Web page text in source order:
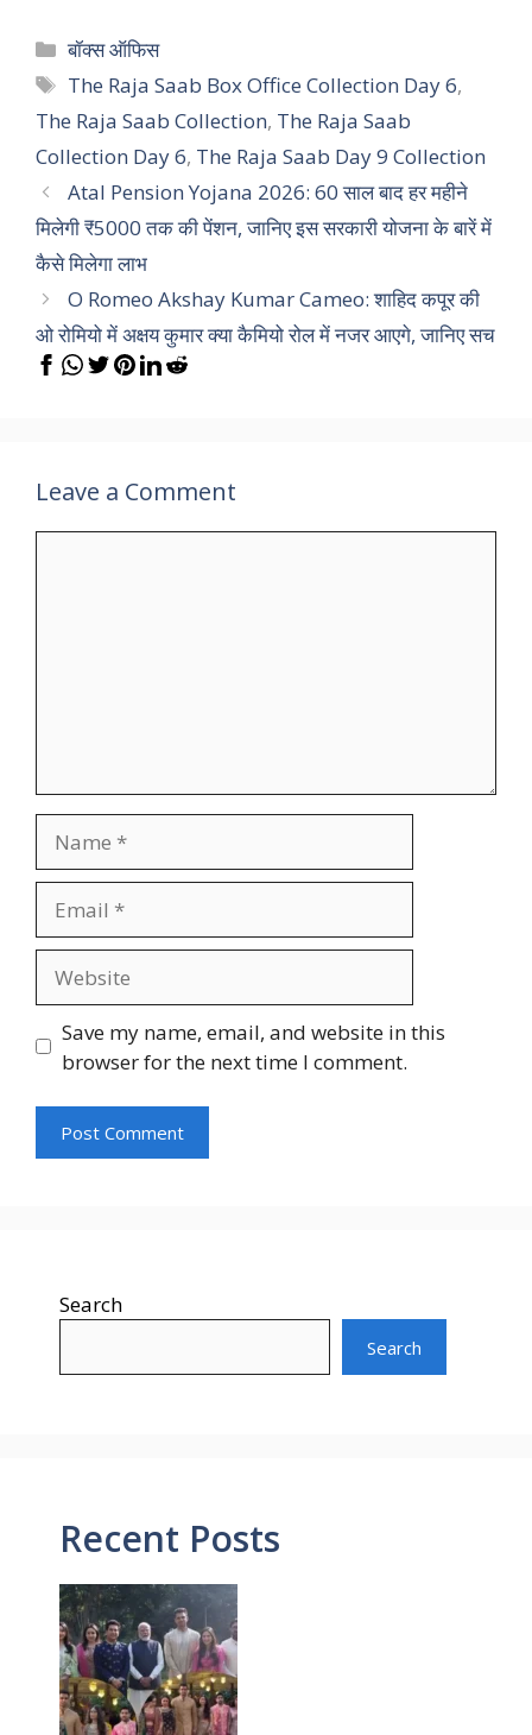
Categories
बॉक्स ऑफिस
Tags
The Raja Saab Box Office Collection Day 6,
The Raja Saab Collection, The Raja Saab
Collection Day 6, The Raja Saab Day 9 Collection
Atal Pension Yojana 2026: 60 साल बाद हर महीने
मिलेगी ₹5000 तक की पेंशन, जानिए इस सरकारी योजना के बारें में
कैसे मिलेगा लाभ
O Romeo Akshay Kumar Cameo: शाहिद कपूर की
ओ रोमियो में अक्षय कुमार क्या कैमियो रोल में नजर आएगे, जानिए सच
Leave a Comment
Save my name, email, and website in this
browser for the next time I comment.
Search
Search
Recent Posts